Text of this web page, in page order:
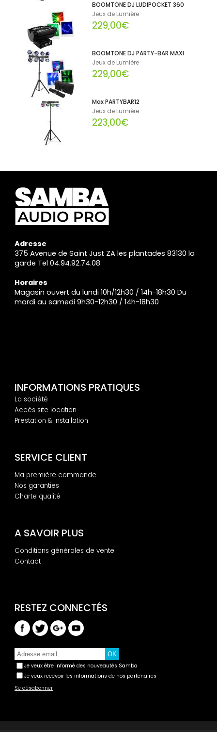
BOOMTONE DJ LUDIPOCKET 360
Jeux de Lumière
229,00€
BOOMTONE DJ PARTY-BAR MAXI
Jeux de Lumière
229,00€
Max PARTYBAR12
Jeux de Lumière
223,00€
Adresse
375 Avenue de Saint Just ZA les plantades 83130 la
garde Tel 04.94.92.74.08
Horaires
Magasin ouvert du lundi 10h/12h30 / 14h-18h30 Du
mardi au samedi 9h30-12h30 / 14h-18h30
INFORMATIONS PRATIQUES
La société
Accès site location
Prestation & Installation
SERVICE CLIENT
Ma première commande
Nos garanties
Charte qualité
A SAVOIR PLUS
Conditions générales de vente
Contact
Je veux être informé des nouveautés Samba
Je veux recevoir les informations de nos partenaires
Se désabonner